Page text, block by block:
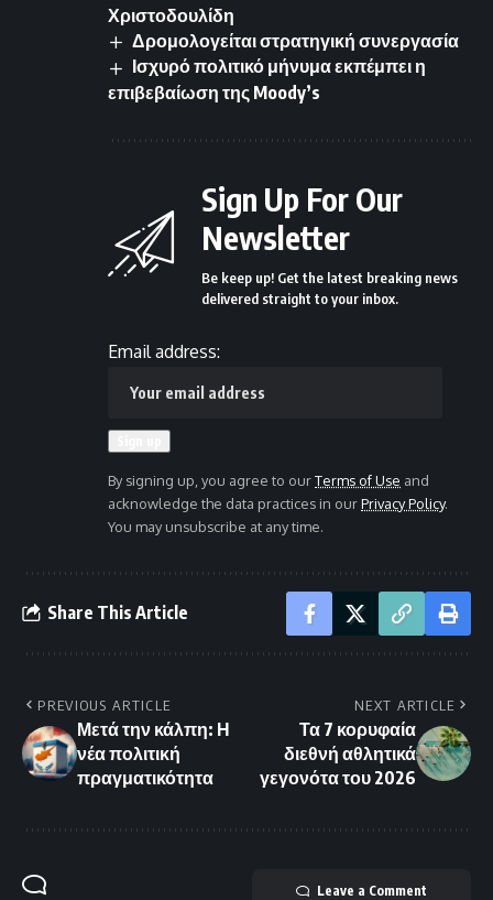
Χριστοδουλίδη
Δρομολογείται στρατηγική συνεργασία
Ισχυρό πολιτικό μήνυμα εκπέμπει η
επιβεβαίωση της Moody’s
Sign Up For Our
Newsletter
Be keep up! Get the latest breaking news
delivered straight to your inbox.
Email address:
By signing up, you agree to ourTerms of Use and
acknowledge the data practices in ourPrivacy Policy.
You may unsubscribe at any time.
Share This Article
PREVIOUS ARTICLE
Μετά την κάλπη: Η
νέα πολιτική
πραγματικότητα
NEXT ARTICLE
Τα 7 κορυφαία
διεθνή αθλητικά
γεγονότα του 2026
Leave a Comment